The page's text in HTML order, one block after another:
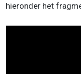
hieronder het